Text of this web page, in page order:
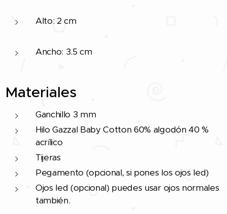
Alto: 2 cm
Ancho: 3.5 cm
Materiales
Ganchillo 3 mm
Hilo Gazzal Baby Cotton 60% algodón 40 %
acrílico
Tijeras
Pegamento (opcional, si pones los ojos led)
Ojos led (opcional) puedes usar ojos normales
también.